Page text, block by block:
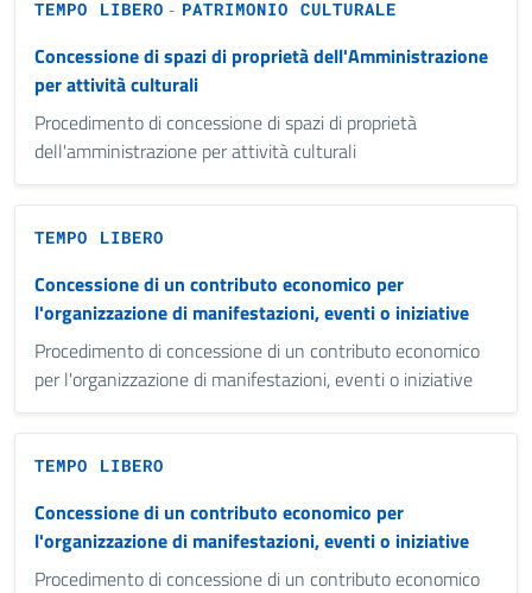
TEMPO LIBERO - PATRIMONIO CULTURALE
Concessione di spazi di proprietà dell'Amministrazione
per attività culturali
Procedimento di concessione di spazi di proprietà
dell'amministrazione per attività culturali
TEMPO LIBERO
Concessione di un contributo economico per
l'organizzazione di manifestazioni, eventi o iniziative
Procedimento di concessione di un contributo economico
per l'organizzazione di manifestazioni, eventi o iniziative
TEMPO LIBERO
Concessione di un contributo economico per
l'organizzazione di manifestazioni, eventi o iniziative
Procedimento di concessione di un contributo economico